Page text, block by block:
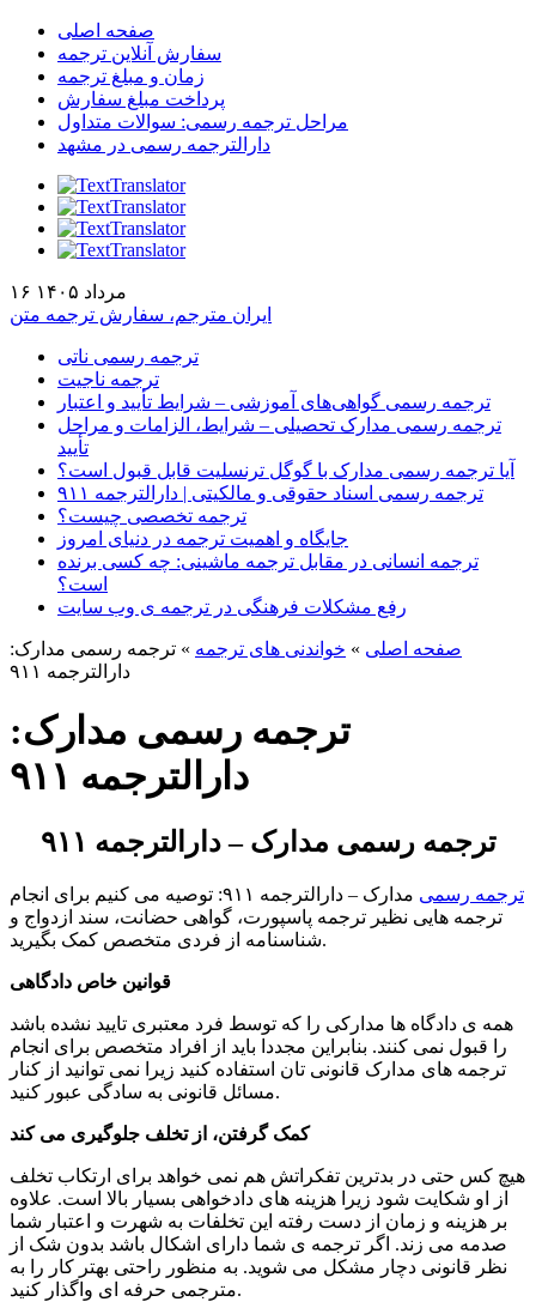
صفحه اصلی
سفارش آنلاین ترجمه
زمان و مبلغ ترجمه
پرداخت مبلغ سفارش
مراحل ترجمه رسمی: سوالات متداول
دارالترجمه رسمی در مشهد
۱۶ مرداد ۱۴۰۵
ایران مترجم، سفارش ترجمه متن
ترجمه رسمی ناتی
ترجمه ناجیت
ترجمه رسمی گواهی‌های آموزشی – شرایط تأیید و اعتبار
ترجمه رسمی مدارک تحصیلی – شرایط، الزامات و مراحل
تأیید
آیا ترجمه رسمی مدارک با گوگل ترنسلیت قابل قبول است؟
ترجمه رسمی اسناد حقوقی و مالکیتی | دارالترجمه ۹۱۱
ترجمه تخصصی چیست؟
جایگاه و اهمیت ترجمه در دنیای امروز
ترجمه انسانی در مقابل ترجمه ماشینی: چه کسی برنده
است؟
رفع مشکلات فرهنگی در ترجمه ی وب سایت
صفحه اصلی » خواندنی های ترجمه » ترجمه رسمی مدارک:
دارالترجمه ۹۱۱
ترجمه رسمی مدارک:
دارالترجمه ۹۱۱
ترجمه رسمی مدارک – دارالترجمه ۹۱۱
ترجمه رسمی
مدارک – دارالترجمه ۹۱۱: توصیه می کنیم برای انجام
ترجمه هایی نظیر ترجمه پاسپورت، گواهی حضانت، سند ازدواج و
شناسنامه از فردی متخصص کمک بگیرید.
قوانین خاص دادگاهی
همه ی دادگاه ها مدارکی را که توسط فرد معتبری تایید نشده باشد
را قبول نمی کنند. بنابراین مجددا باید از افراد متخصص برای انجام
ترجمه های مدارک قانونی تان استفاده کنید زیرا نمی توانید از کنار
مسائل قانونی به سادگی عبور کنید.
کمک گرفتن، از تخلف جلوگیری می کند
هیچ کس حتی در بدترین تفکراتش هم نمی خواهد برای ارتکاب تخلف
از او شکایت شود زیرا هزینه های دادخواهی بسیار بالا است. علاوه
بر هزینه و زمان از دست رفته این تخلفات به شهرت و اعتبار شما
صدمه می زند. اگر ترجمه ی شما دارای اشکال باشد بدون شک از
نظر قانونی دچار مشکل می شوید. به منظور راحتی بهتر کار را به
مترجمی حرفه ای واگذار کنید.